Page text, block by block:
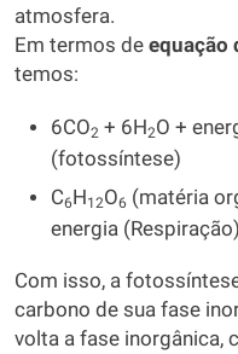
atmosfera.
Em termos de equação
temos:
6CO2 + 6H2O +
(fotossíntese)
C6H12O6 (matéria
energia (Respiração)
Com isso, a
carbono de sua fase
volta a fase inorgânica,